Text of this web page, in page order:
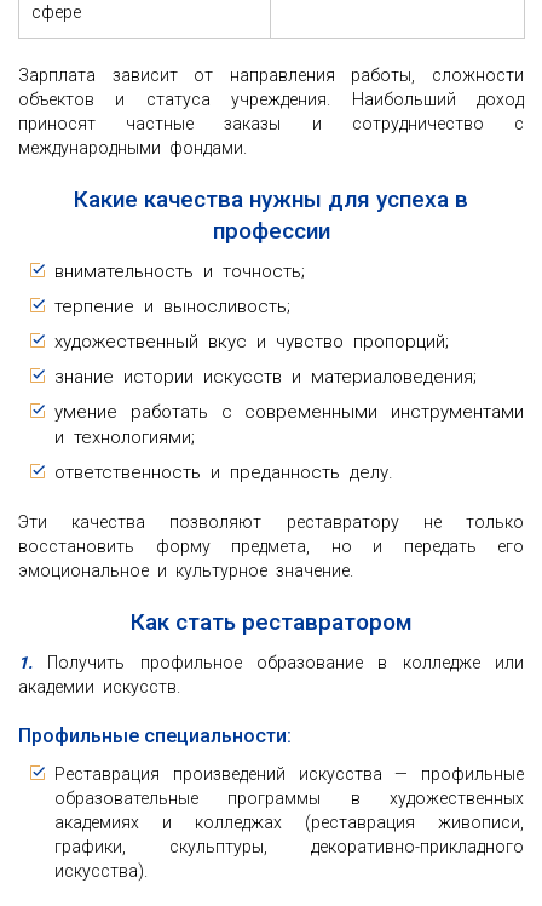
сфере
Зарплата зависит от направления работы, сложности
объектов и статуса учреждения. Наибольший доход
приносят частные заказы и сотрудничество с
международными фондами.
Какие качества нужны для успеха в
профессии
внимательность и точность;
терпение и выносливость;
художественный вкус и чувство пропорций;
знание истории искусств и материаловедения;
умение работать с современными инструментами
и технологиями;
ответственность и преданность делу.
Эти качества позволяют реставратору не только
восстановить форму предмета, но и передать его
эмоциональное и культурное значение.
Как стать реставратором
1. Получить профильное образование в колледже или
академии искусств.
Профильные специальности:
Реставрация произведений искусства — профильные
образовательные программы в художественных
академиях и колледжах (реставрация живописи,
графики, скульптуры, декоративно-прикладного
искусства).